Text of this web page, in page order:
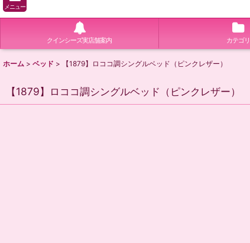
メニュー
クインシーズ実店舗案内 カテゴリ
ホーム > ベッド > 【1879】ロココ調シングルベッド（ピンクレザー）
【1879】ロココ調シングルベッド（ピンクレザー）